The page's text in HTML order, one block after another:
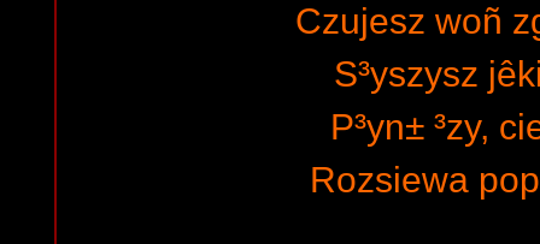
Czujesz woñ
S³yszysz
P³yn± ³zy,
Rozsiewa